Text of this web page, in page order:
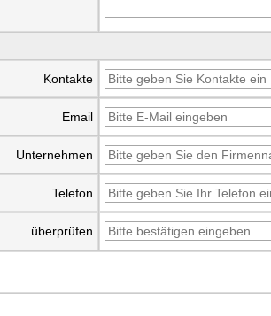
Kontakte
Email
Unternehmen
Telefon
überprüfen